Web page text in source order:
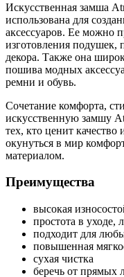
Искусственная замша
использована для
аксессуаров. Ее можно
изготовления подушек,
декора. Также она
пошива модных
ремни и обувь.
Сочетание комфорта,
искусственную замшу
тех, кто ценит качество
окунуться в мир
материалом.
Преимущества
высокая
простота в уходе,
подходит для
повышенная
сухая чистка
беречь от прямых